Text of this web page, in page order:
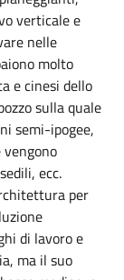
verticale e
nelle
molto
e cinesi dello
sulla quale
semi-ipogee,
ecc.
per
di lavoro e
ma il suo